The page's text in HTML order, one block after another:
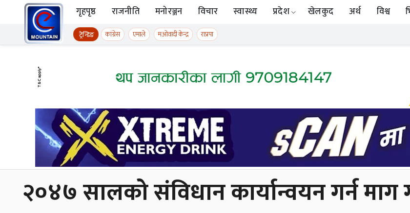
Skip to content
ईमाउण्टेन समाचार
गृहपृष्ठ राजनीति मनोरञ्जन विचार स्वास्थ्य प्रदेश खेलकुद अर्थ विश्व
ट्रेन्डिङ कांग्रेस एमाले मओवादी केन्द्र राप्रपा
२०४७ सालको संविधान कार्यान्वयन गर्न माग